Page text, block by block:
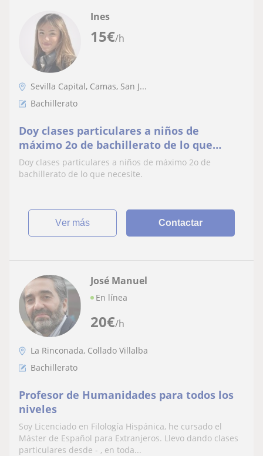
15€/h
Ines
Sevilla Capital, Camas, San J...
Bachillerato
Doy clases particulares a niños de
máximo 2o de bachillerato de lo que
necesite
Doy clases particulares a niños de máximo 2o de
bachillerato de lo que necesite.
ver más Contactar
20€/h
José Manuel
En línea
La Rinconada, Collado Villalba
Bachillerato
Profesor de Humanidades para todos los
niveles
Soy Licenciado en Filología Hispánica, he cursado el
Máster de Español para Extranjeros. Llevo dando clases
particulares desde - , en toda...